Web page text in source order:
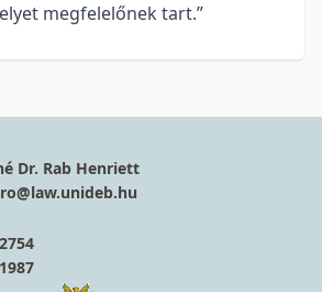
megfelelőnek tart.”
Dr. Rab Henriett